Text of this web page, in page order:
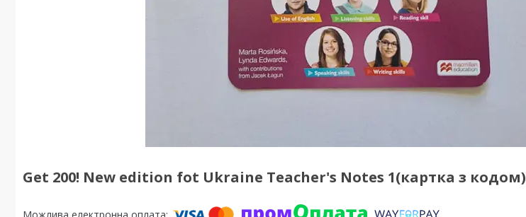
Get 200! New edition fot Ukraine Teacher's Notes 1(картка з кодом)